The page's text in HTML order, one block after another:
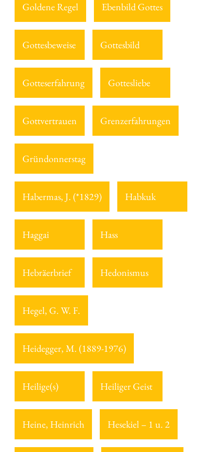
Goldene Regel Ebenbild Gottes
Gottesbeweise Gottesbild
Gotteserfahrung Gottesliebe
Gottvertrauen Grenzerfahrungen
Gründonnerstag
Habermas, J. (*1829) Habkuk
Haggai Hass
Hebräerbrief Hedonismus
Hegel, G. W. F.
Heidegger, M. (1889-1976)
Heilige(s) Heiliger Geist
Heine, Heinrich Hesekiel – 1 u. 2